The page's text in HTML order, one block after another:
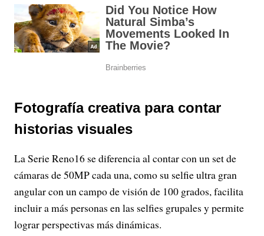
Fotografía creativa para contar
historias visuales
La Serie Reno16 se diferencia al contar con un set de
cámaras de 50MP cada una, como su selfie ultra gran
angular con un campo de visión de 100 grados, facilita
incluir a más personas en las selfies grupales y permite
lograr perspectivas más dinámicas.